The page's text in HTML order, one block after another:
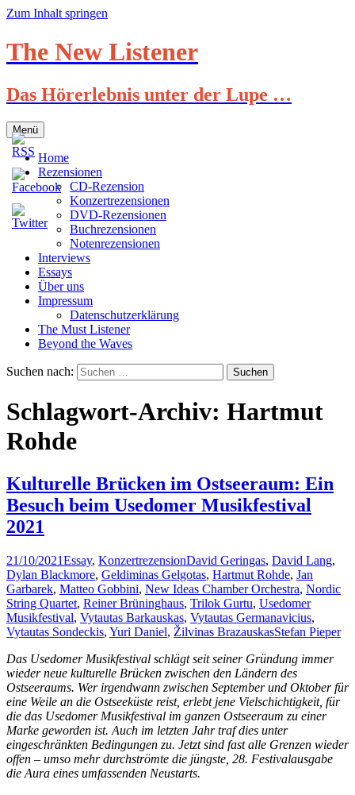
Zum Inhalt springen
The New Listener
Das Hörerlebnis unter der Lupe …
Menü
Home
Rezensionen
CD-Rezension
Konzertrezensionen
DVD-Rezensionen
Buchrezensionen
Notenrezensionen
Interviews
Essays
Über uns
Impressum
Datenschutzerklärung
The Must Listener
Beyond the Waves
Suchen nach:
Schlagwort-Archiv: Hartmut
Rohde
Kulturelle Brücken im Ostseeraum: Ein
Besuch beim Usedomer Musikfestival
2021
21/10/2021Essay, KonzertrezensionDavid Geringas, David Lang,
Dylan Blackmore, Geldiminas Gelgotas, Hartmut Rohde, Jan
Garbarek, Matteo Gobbini, New Ideas Chamber Orchestra, Nordic
String Quartet, Reiner Brüninghaus, Trilok Gurtu, Usedomer
Musikfestival, Vytautas Barkauskas, Vytautas Germanavicius,
Vytautas Sondeckis, Yuri Daniel, Žilvinas BrazauskasStefan Pieper
Das Usedomer Musikfestival schlägt seit seiner Gründung immer
wieder neue kulturelle Brücken zwischen den Ländern des
Ostseeraums. Wer irgendwann zwischen September und Oktober für
eine Weile an die Ostseeküste reist, erlebt jene Vielschichtigkeit, für
die das Usedomer Musikfestival im ganzen Ostseeraum zu einer
Marke geworden ist. Auch im letzten Jahr traf dies unter
eingeschränkten Bedingungen zu. Jetzt sind fast alle Grenzen wieder
offen – umso mehr durchströmte die jüngste, 28. Festivalausgabe
die Aura eines umfassenden Neustarts.